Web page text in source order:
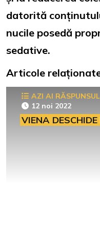
datorită
nucile posedă
sedative.
Articole
AZI AI
12 noi 2022
VIENA